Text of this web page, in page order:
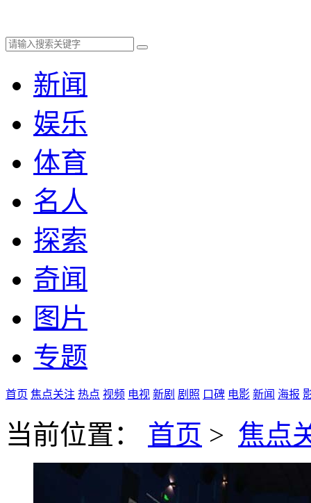
新闻
娱乐
体育
名人
探索
奇闻
图片
专题
首页 焦点关注 热点 视频 电视 新剧 剧照 口碑 电影 新闻 海报
当前位置： 首页 > 焦点